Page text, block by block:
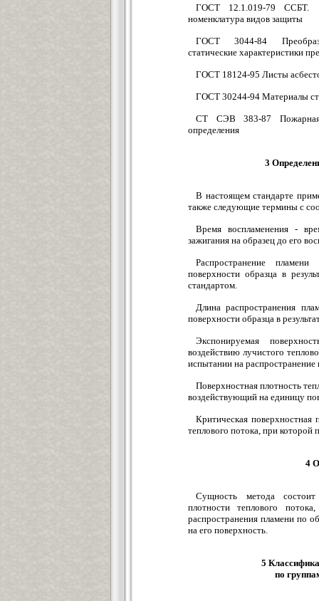
ГОСТ 12.1.019-79 ССБТ.
номенклатура видов защиты
ГОСТ 3044-84
статические характеристики
ГОСТ 18124-95 Листы
ГОСТ 30244-94 Материалы
СТ СЭВ 383-87 Пожарная
определения
3
В настоящем стандарте
также следующие термины с
Время воспламенения -
зажигания на образец до его
Распространение
поверхности образца в
стандартом.
Длина распространения
поверхности образца в
Экспонируемая
воздействию лучистого
испытании на распространение
Поверхностная плотность
воздействующий на единицу
Критическая
теплового потока, при которой
4
Сущность метода
плотности теплового
распространения пламени по
на его поверхность.
5
по